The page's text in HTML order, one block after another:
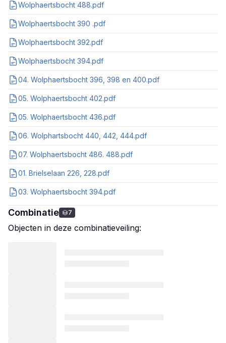
Wolphaertsbocht 488.pdf
Wolphaertsbocht 390 .pdf
Wolphaertsbocht 392.pdf
Wolphaertsbocht 394.pdf
04. Wolphaertsbocht 396, 398 en 400.pdf
05. Wolphaertsbocht 402.pdf
05. Wolphaertsbocht 436.pdf
06. Wolphartsbocht 440, 442, 444.pdf
07. Wolphaertsbocht 486. 488.pdf
01. Brielselaan 226, 228.pdf
03. Wolphaertsbocht 394.pdf
Combinatie 7
Objecten in deze combinatieveiling: